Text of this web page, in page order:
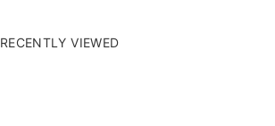
RECENTLY VIEWED